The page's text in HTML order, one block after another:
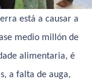
está a causar a
medio millón de
alimentaria, é
a falta de auga,